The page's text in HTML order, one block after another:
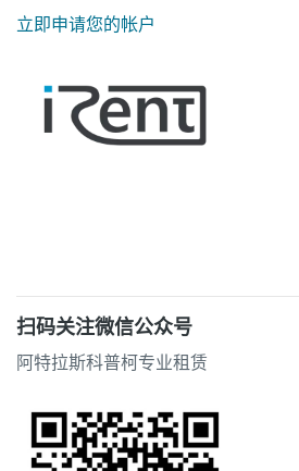
立即申请您的帐户
扫码关注微信公众号
阿特拉斯科普柯专业租赁